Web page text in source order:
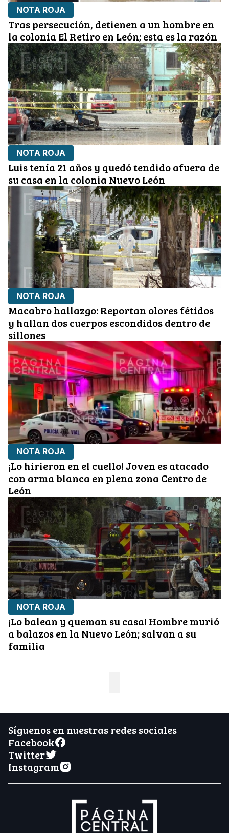
NOTA ROJA
Tras persecución, detienen a un hombre en
la colonia El Retiro en León; esta es la razón
NOTA ROJA
Luis tenía 21 años y quedó tendido afuera de
su casa en la colonia Nuevo León
NOTA ROJA
Macabro hallazgo: Reportan olores fétidos
y hallan dos cuerpos escondidos dentro de
sillones
NOTA ROJA
¡Lo hirieron en el cuello! Joven es atacado
con arma blanca en plena zona Centro de
León
NOTA ROJA
¡Lo balean y queman su casa! Hombre murió
a balazos en la Nuevo León; salvan a su
familia
Síguenos en nuestras redes sociales
Facebook
Twitter
Instagram